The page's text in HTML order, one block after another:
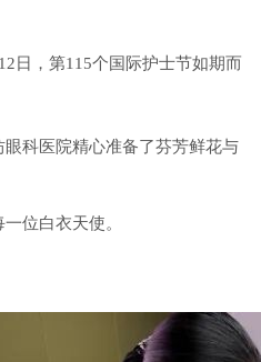
日，第115个国际护士节如期而
科医院精心准备了芬芳鲜花与
位白衣天使。